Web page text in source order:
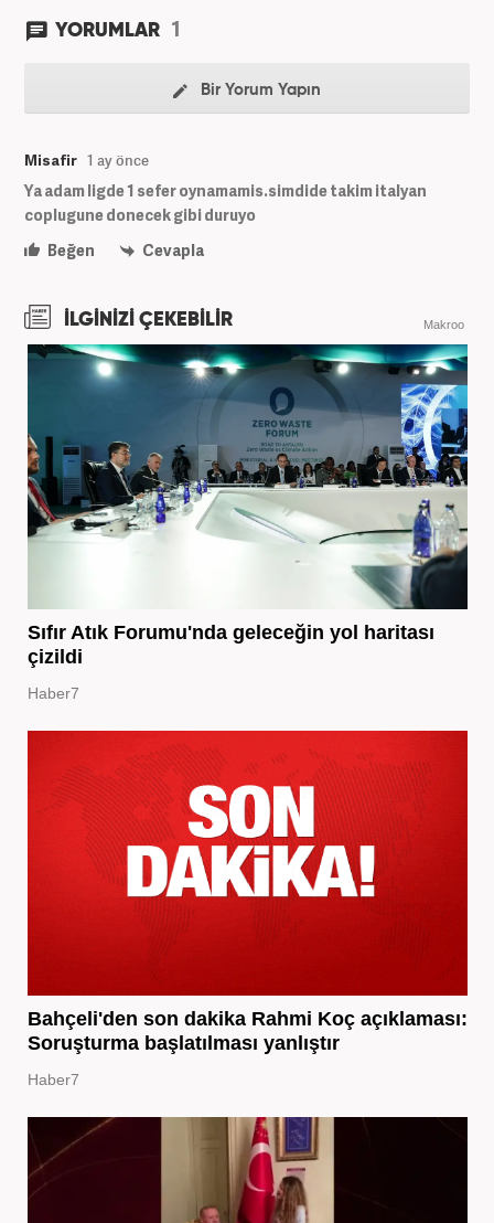
YORUMLAR 1
Bir Yorum Yapın
Misafir 1 ay önce
Ya adam ligde 1 sefer oynamamis.simdide takim italyan
coplugune donecek gibi duruyo
Beğen
Cevapla
İLGİNİZİ ÇEKEBİLİR Makroo
Sıfır Atık Forumu'nda geleceğin yol haritası
çizildi
Haber7
Bahçeli'den son dakika Rahmi Koç açıklaması:
Soruşturma başlatılması yanlıştır
Haber7